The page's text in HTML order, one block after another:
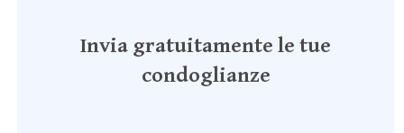
Invia gratuitamente le tue
condoglianze